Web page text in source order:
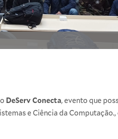
DeServ Conecta, evento que
e Ciência da